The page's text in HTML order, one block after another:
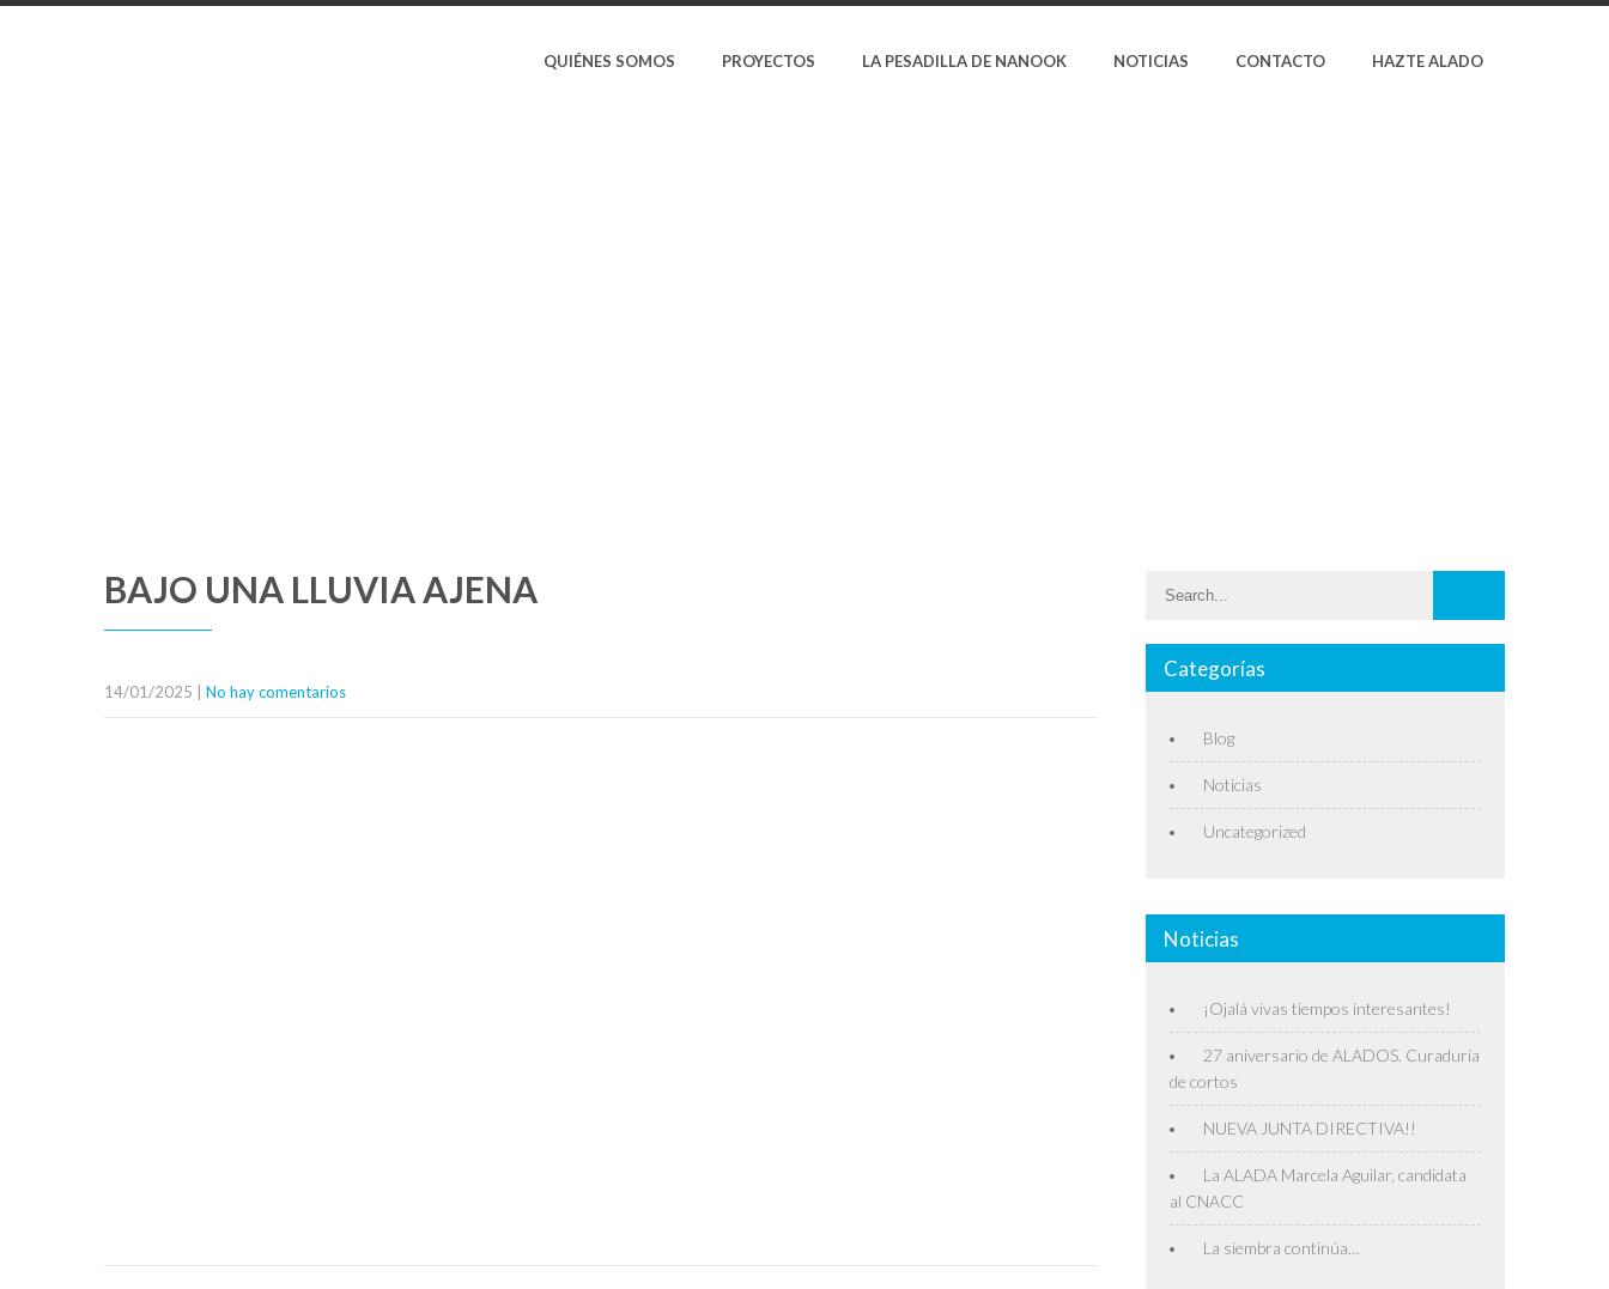
QUIÉNES SOMOS PROYECTOS LA PESADILLA DE NANOOK NOTICIAS CONTACTO HAZTE ALADO
BAJO UNA LLUVIA AJENA
14/01/2025 No hay comentarios
Categorías
Blog
Noticias
Uncategorized
Noticias
¡Ojalá vivas tiempos interesantes!
27 aniversario de ALADOS. Curaduría
de cortos
NUEVA JUNTA DIRECTIVA!!
La ALADA Marcela Aguilar, candidata
al CNACC
La siembra continúa…